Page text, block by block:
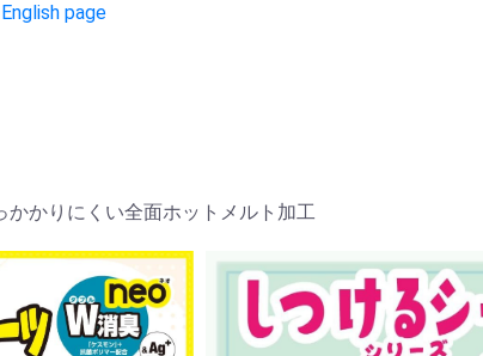
English page
かりにくい全面ホットメルト加工